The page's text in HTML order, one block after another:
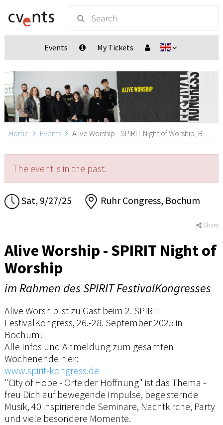
Events My Tickets
Home Events Alive Worship - SPIRIT Night of Worship, Bochum
The event is in the past.
Sat, 9/27/25 Ruhr Congress, Bochum
Share
Alive Worship - SPIRIT Night of
Worship
im Rahmen des SPIRIT FestivalKongresses
Alive Worship ist zu Gast beim 2. SPIRIT
FestivalKongress, 26.-28. September 2025 in
Bochum!
Alle Infos und Anmeldung zum gesamten
Wochenende hier:
www.spirit-kongress.de
"City of Hope - Orte der Hoffnung" ist das Thema -
freu Dich auf bewegende Impulse, begeisternde
Musik, 40 inspirierende Seminare, Nachtkirche, Party
und viele besondere Momente.